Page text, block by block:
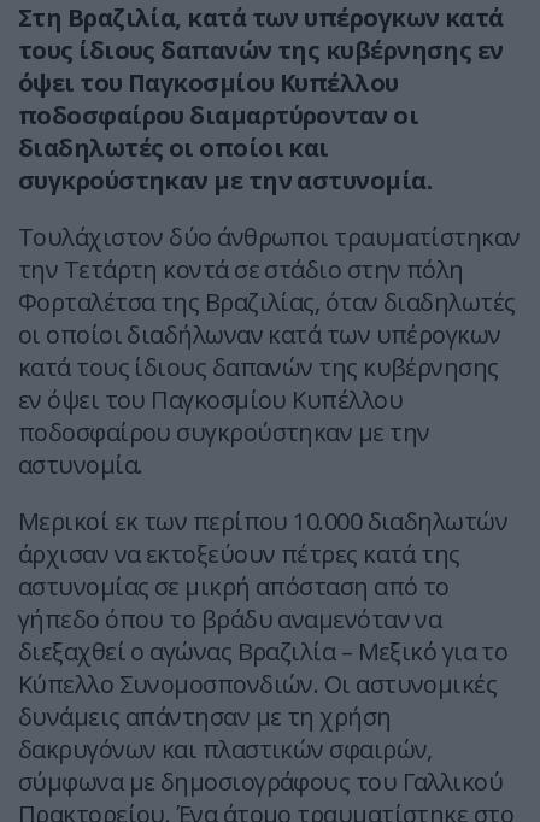
Στη Βραζιλία, κατά των υπέρογκων κατά
τους ίδιους δαπανών της κυβέρνησης εν
όψει του Παγκοσμίου Κυπέλλου
ποδοσφαίρου διαμαρτύρονταν οι
διαδηλωτές οι οποίοι και
συγκρούστηκαν με την αστυνομία.
Τουλάχιστον δύο άνθρωποι τραυματίστηκαν
την Τετάρτη κοντά σε στάδιο στην πόλη
Φορταλέτσα της Βραζιλίας, όταν διαδηλωτές
οι οποίοι διαδήλωναν κατά των υπέρογκων
κατά τους ίδιους δαπανών της κυβέρνησης
εν όψει του Παγκοσμίου Κυπέλλου
ποδοσφαίρου συγκρούστηκαν με την
αστυνομία.
Μερικοί εκ των περίπου 10.000 διαδηλωτών
άρχισαν να εκτοξεύουν πέτρες κατά της
αστυνομίας σε μικρή απόσταση από το
γήπεδο όπου το βράδυ αναμενόταν να
διεξαχθεί ο αγώνας Βραζιλία – Μεξικό για το
Κύπελλο Συνομοσπονδιών. Οι αστυνομικές
δυνάμεις απάντησαν με τη χρήση
δακρυγόνων και πλαστικών σφαιρών,
σύμφωνα με δημοσιογράφους του Γαλλικού
Πρακτορείου. Ένα άτομο τραυματίστηκε στο